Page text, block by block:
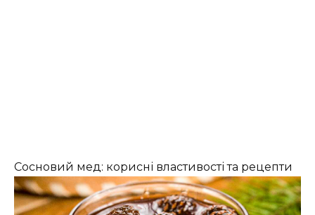
Сосновий мед: корисні властивості та рецепти